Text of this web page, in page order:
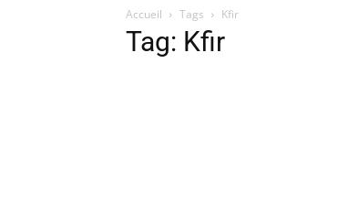
Accueil Tags Kfir
Tag: Kfir